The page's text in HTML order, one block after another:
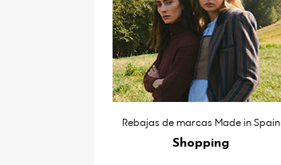
Rebajas de marcas Made in Spain
Shopping